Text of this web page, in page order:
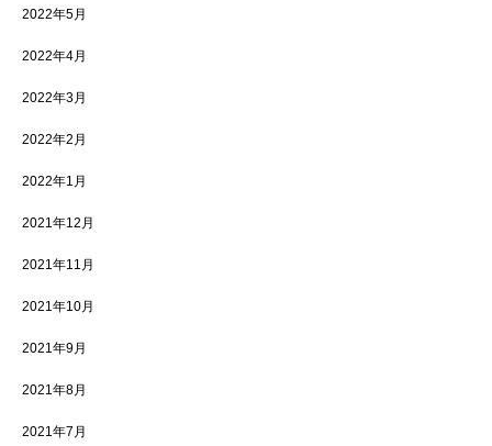
2022年5月
2022年4月
2022年3月
2022年2月
2022年1月
2021年12月
2021年11月
2021年10月
2021年9月
2021年8月
2021年7月